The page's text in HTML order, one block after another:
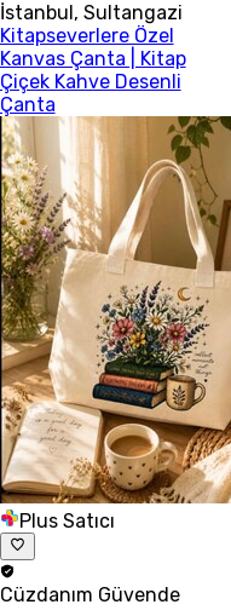
İstanbul , Sultangazi
Kitapseverlere Özel
Kanvas Çanta | Kitap
Çiçek Kahve Desenli
Çanta
Plus Satıcı
Cüzdanım Güvende